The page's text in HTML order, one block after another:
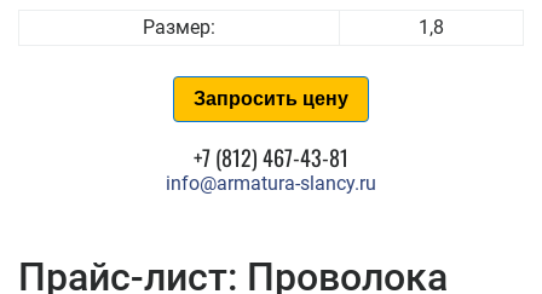
Размер:
1,8
Запросить цену
+7 (812) 467-43-81
info@armatura-slancy.ru
Прайс-лист: Проволока